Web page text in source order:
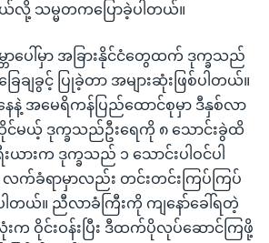
ယ်လို့ သမ္မတကပြောခဲ့ပါတယ်။
ာပေါ်မှာ အခြားနိုင်ငံတွေထက် ဒုက္ခသည်
ျခွင့် ပြုခဲ့တာ အများဆုံးဖြစ်ပါတယ်။
နဲ့ အမေရိကန်ပြည်ထောင်စုမှာ ဒီနှစ်လာ
င်မယ့် ဒုက္ခသည်ဦးရေကို ၈ သောင်းခွဲထိ
ယားက ဒုက္ခသည် ၁ သောင်းပါဝင်ပါ
ခံရာမှာလည်း တင်းတင်းကြပ်ကြပ်
တယ်။ ညီလာခံကြီးကို ကျနော်ခေါ်ရတဲ့
းက ဝိုင်းဝန်းပြီး ဒီထက်ပိုလုပ်ဆောင်ကြဖို့